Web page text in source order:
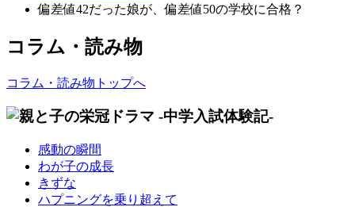
偏差値42だった娘が、偏差値50の学校に合格？
コラム・読み物
コラム・読み物トップへ
感動の瞬間
わが子の成長
きずな
ハプニングを乗り超えて